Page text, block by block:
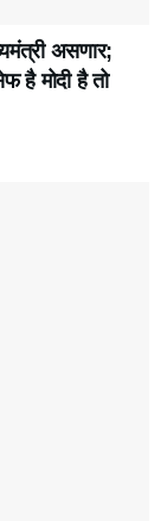
असणार;
है मोदी है तो